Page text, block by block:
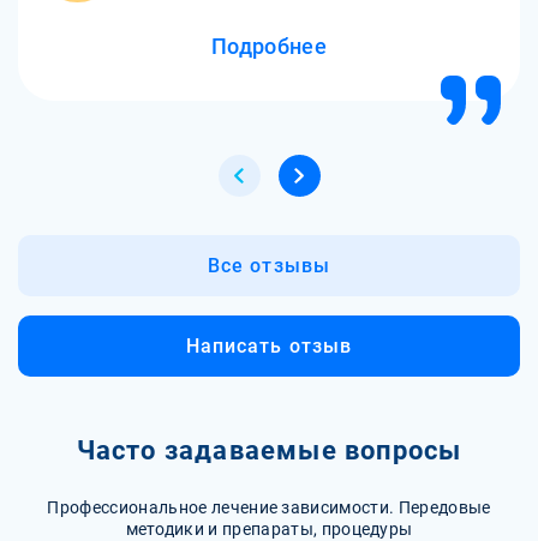
Подробнее
Все отзывы
Написать отзыв
Часто задаваемые вопросы
Профессиональное лечение зависимости. Передовые
методики и препараты, процедуры